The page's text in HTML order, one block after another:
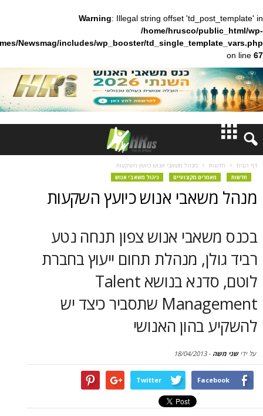
Warning: Illegal string offset
/home/hrusco/
content/themes/Newsmag/includes/wp_booster/
חדשות
מנהל משאבי אנוש כיועץ השקעות
מאמרים מקצועיים ניהול משאבי אנוש
אנוש כיועץ השקעות
אנוש צפון תנחה נטע
מנהלת תחום ייעוץ בחברת
לוטם, סדנא בנושא Talent
Management שתסביר כיצד יש
בהון האנושי
-
18/04/2013
Twitter